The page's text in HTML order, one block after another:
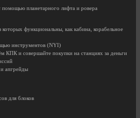
помощью планетарного лифта и ровера
функциональны, как кабина, корабельное
инструментов (NYI)
КПК и совершайте покупки на станциях за деньги
апгрейды
для блоков